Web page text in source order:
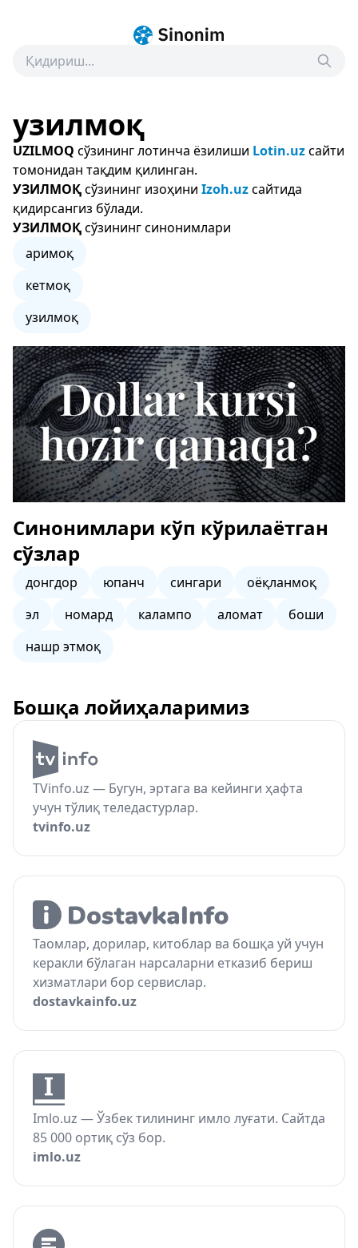
узилмоқ
UZILMOQ сўзининг лотинча ёзилиши Lotin.uzсайти
томонидан тақдим қилинган.
УЗИЛМОҚсўзининг изоҳини Izoh.uzсайтида
қидирсангиз бўлади.
УЗИЛМОҚсўзининг синонимлари
аримоқ
кетмоқ
узилмоқ
Синонимлари кўп кўрилаётган
сўзлар
донгдор юпанч сингари
оёқланмоқ
эл
номард калампо аломат
боши
нашр этмоқ
Бошқа лойиҳаларимиз
TVinfo.uz — Бугун, эртага ва кейинги ҳафта
учун тўлиқ теледастурлар.
tvinfo.uz
Таомлар, дорилар, китоблар ва бошқа уй учун
керакли бўлаган нарсаларни етказиб бериш
хизматлари бор сервислар.
dostavkainfo.uz
Imlo.uz — Ўзбек тилининг имло луғати. Сайтда
85 000 ортиқ сўз бор.
imlo.uz